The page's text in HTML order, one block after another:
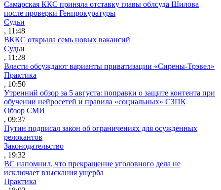
Самарская ККС приняла отставку главы облсуда Шилова
после проверки Генпрокуратуры
Судьи
, 11:48
ВККС открыла семь новых вакансий
Судьи
, 11:28
Власти обсуждают варианты приватизации «Сирены-Трэвел»
Практика
, 10:50
Утренний обзор за 5 августа: поправки о защите контента при
обучении нейросетей и правила «социальных» СЗПК
Обзор СМИ
, 09:37
Путин подписал закон об ограничениях для осужденных
релокантов
Законодательство
, 19:32
ВС напомнил, что прекращение уголовного дела не
исключает взыскания ущерба
Практика